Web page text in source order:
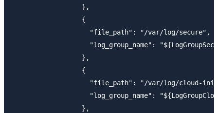
                  },
                  {
                    "file_path": "/var/log/secure",
"log_group_name":
                  },
                  {
"file_path": "/var/log/cloud-
"log_group_name":
                  },